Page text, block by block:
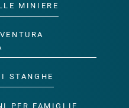
MINIERE
STANGHE
PER FAMIGLIE